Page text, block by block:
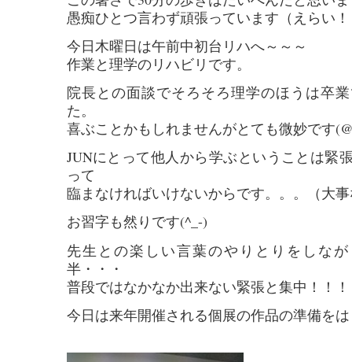
愚痴ひとつ言わず頑張っています（えらい
今日木曜日は午前中初台リハへ～～～
作業と理学のリハビリです。
院長との面談でそろそろ理学のほうは卒
た。
喜ぶことかもしれませんがとても微妙です
JUNにとって他人から学ぶということは緊
って
臨まなければいけないからです。。。（大
お習字も然りです(^_-)
先生との楽しい言葉のやりとりをしな
半・・・
普段ではなかなか出来ない緊張と集中！！
今日は来年開催される個展の作品の準備を